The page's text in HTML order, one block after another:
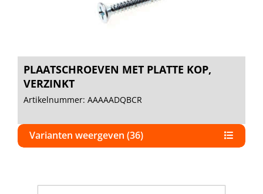
PLAATSCHROEVEN MET PLATTE KOP,
VERZINKT
Artikelnummer: AAAAADQBCR
Varianten weergeven (36)